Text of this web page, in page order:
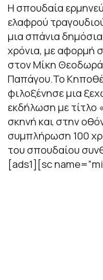
Η σπουδαία
ελαφρού
μια σπάνια
χρόνια, με αφορμή
στον Μίκη
Παπάγου.Το
φιλοξένησε μια
εκδήλωση με
σκηνή και στην
συμπλήρωση 100
του σπουδαίου
[ads1][sc